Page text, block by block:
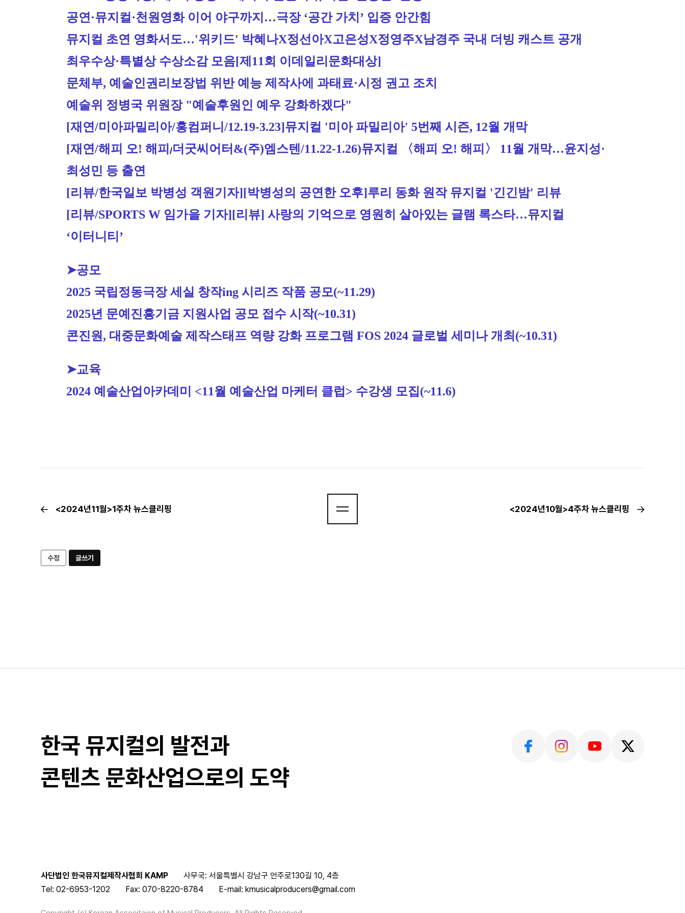
공연·뮤지컬·천원영화 이어 야구까지…극장 ‘공간 가치’ 입증 안간힘
뮤지컬 초연 영화서도…'위키드' 박혜나X정선아X고은성X정영주X남경주 국내 더빙 캐스트 공개
최우수상·특별상 수상소감 모음[제11회 이데일리문화대상]
문체부, 예술인권리보장법 위반 예능 제작사에 과태료·시정 권고 조치
예술위 정병국 위원장 "예술후원인 예우 강화하겠다"
[재연/미아파밀리아/홍컴퍼니/12.19-3.23]뮤지컬 '미아 파밀리아' 5번째 시즌, 12월 개막
[재연/해피 오! 해피 /더굿씨어터&(주)엠스텐/11.22-1.26)뮤지컬 〈해피 오! 해피〉 11월 개막…윤지성·
최성민 등 출연
[리뷰/한국일보 박병성 객원기자][박병성의 공연한 오후]루리 동화 원작 뮤지컬 '긴긴밤' 리뷰
[리뷰/SPORTS W 임가을 기자][리뷰] 사랑의 기억으로 영원히 살아있는 글램 록스타…뮤지컬
‘이터니티’
➤공모
2025 국립정동극장 세실 창작ing 시리즈 작품 공모(~11.29)
2025년 문예진흥기금 지원사업 공모 접수 시작(~10.31)
콘진원, 대중문화예술 제작스태프 역량 강화 프로그램 FOS 2024 글로벌 세미나 개최(~10.31)
➤교육
2024 예술산업아카데미 <11월 예술산업 마케터 클럽> 수강생 모집(~11.6)
<2024년11월>1주차 뉴스클리핑 <2024년10월>4주차 뉴스클리핑
수정 글쓰기
한국 뮤지컬의 발전과
콘텐츠 문화산업으로의 도약
사단법인 한국뮤지컬제작사협회 KAMP
사무국: 서울특별시 강남구 언주로130길 10, 4층
Tel: 02-6953-1202
Fax: 070-8220-8784 E-mail: kmusicalproducers@gmail.com